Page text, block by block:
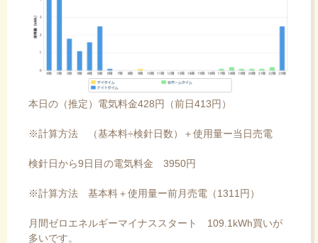
本日の（推定）電気料金428円（前日413円）
※計算方法 （基本料÷検針日数）＋使用量ー当日売電
検針日から9日目の電気料金 3950円
※計算方法 基本料＋使用量ー前月売電（1311円）
月間ゼロエネルギーマイナススタート 109.1kWh買いが
多いです。